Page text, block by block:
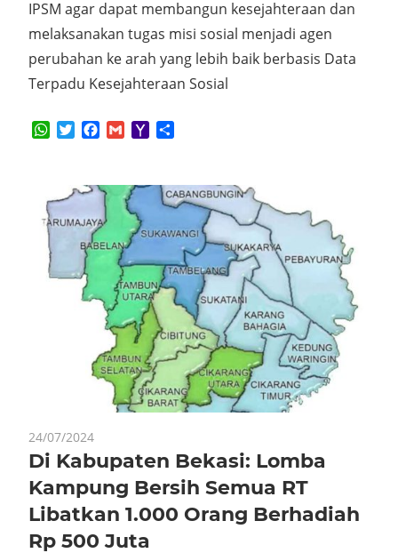
IPSM agar dapat membangun kesejahteraan dan
melaksanakan tugas misi sosial menjadi agen
perubahan ke arah yang lebih baik berbasis Data
Terpadu Kesejahteraan Sosial
WhatsApp
TwitterFacebook
GmailYahoo
24/07/2024
Di Kabupaten Bekasi: Lomba
Kampung Bersih Semua RT
Libatkan 1.000 Orang Berhadiah
Rp 500 Juta